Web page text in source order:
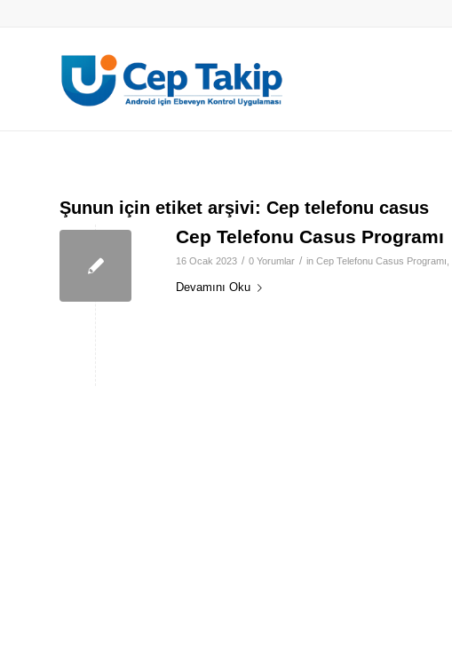
Şunun için etiket arşivi: Cep telefonu casus
Cep Telefonu Casus Programı
16 Ocak 2023 / 0 Yorumlar / in Cep Telefonu Casus Programı
Devamını Oku